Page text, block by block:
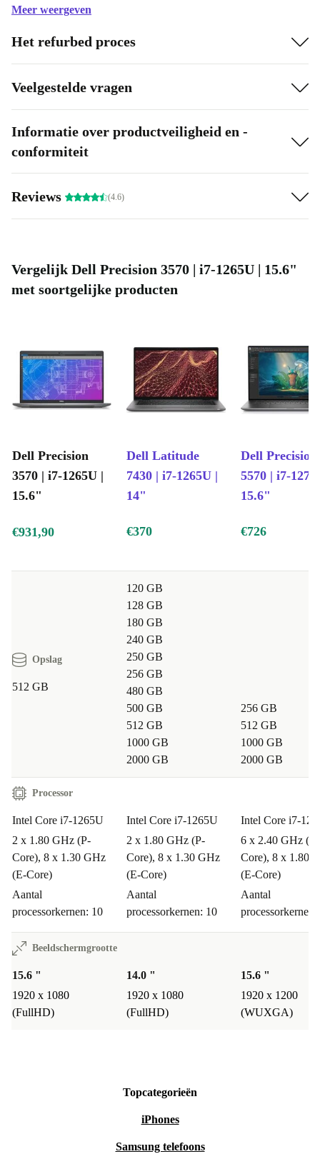
Meer weergeven
Het refurbed proces
Veelgestelde vragen
Informatie over productveiligheid en -
conformiteit
Reviews (4.6)
Vergelijk Dell Precision 3570 | i7-1265U | 15.6"
met soortgelijke producten
Dell Precision
3570 | i7-1265U |
15.6"
Dell Latitude
7430 | i7-1265U |
14"
Dell Precision
5570 | i7-
15.6"
€931,90 €370 €726
Opslag
512 GB
120 GB
128 GB
180 GB
240 GB
250 GB
256 GB
480 GB
500 GB
512 GB
1000 GB
2000 GB
256 GB
512 GB
1000 GB
2000 GB
Processor
Intel Core i7-1265U
2 x 1.80 GHz (P-
Core), 8 x 1.30 GHz
(E-Core)
Aantal
processorkernen: 10
Intel Core i7-1265U
2 x 1.80 GHz (P-
Core), 8 x 1.30 GHz
(E-Core)
Aantal
processorkernen: 10
Intel Core i7-
6 x 2.40 GHz (P-
Core), 8 x 1.80
(E-Core)
Aantal
processorkernen:
Beeldschermgrootte
15.6 "
1920 x 1080
(FullHD)
14.0 "
1920 x 1080
(FullHD)
15.6 "
1920 x 1200
(WUXGA)
Topcategorieën
iPhones
Samsung telefoons